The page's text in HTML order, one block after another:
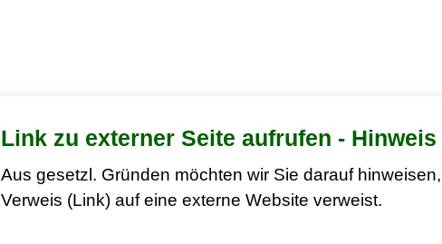
Link zu externer Seite aufrufen - Hinweis
Aus gesetzl. Gründen möchten wir Sie darauf
Verweis (Link) auf eine externe Website verweist.